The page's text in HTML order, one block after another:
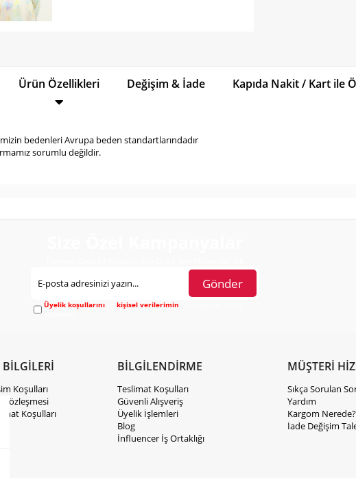
Ürün Özellikleri Değişim & İade Kapıda Nakit / Kart ile
bedenleri Avrupa beden standartlarındadır
sorumlu değildir.
Gönder
Üyelik koşullarını vekişisel verilerimin
BİLGİLERİ
Koşulları
Sözleşmesi
Koşulları
BİLGİLENDİRME
Teslimat Koşulları
Güvenli Alışveriş
Üyelik İşlemleri
Blog
İnfluencer İş Ortaklığı
MÜŞTERİ
Sıkça Sorulan
Yardım
Kargom Nerede?
İade Değişim